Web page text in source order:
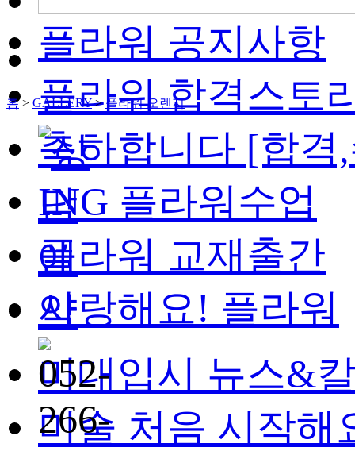
플라워 공지사항
플라워 합격스토
축하합니다 [합격
ING 플라워수업
플라워 교재출간
사랑해요! 플라워
미대입시 뉴스&
미술 처음 시작해
홈> GALLERY>플라워 오렌지